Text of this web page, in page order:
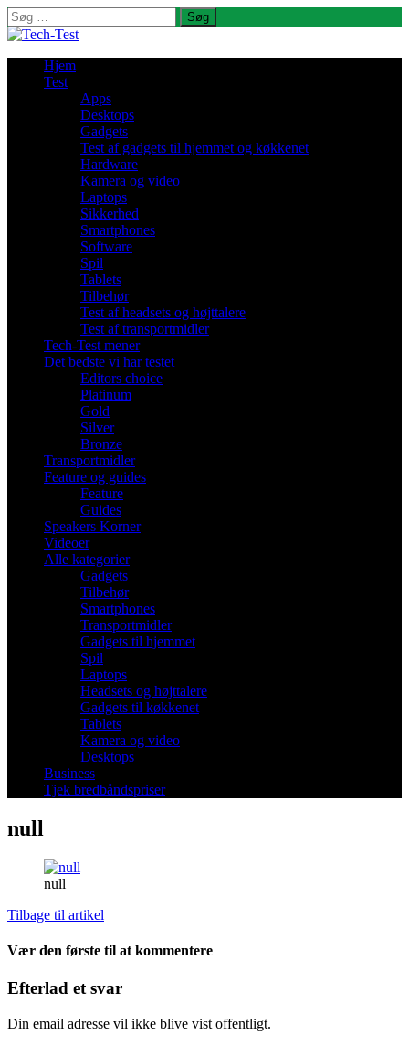
Søg
efter:
Hjem
Test
Apps
Desktops
Gadgets
Test af gadgets til hjemmet og køkkenet
Hardware
Kamera og video
Laptops
Sikkerhed
Smartphones
Software
Spil
Tablets
Tilbehør
Test af headsets og højttalere
Test af transportmidler
Tech-Test mener
Det bedste vi har testet
Editors choice
Platinum
Gold
Silver
Bronze
Transportmidler
Feature og guides
Feature
Guides
Speakers Korner
Videoer
Alle kategorier
Gadgets
Tilbehør
Smartphones
Transportmidler
Gadgets til hjemmet
Spil
Laptops
Headsets og højttalere
Gadgets til køkkenet
Tablets
Kamera og video
Desktops
Business
Tjek bredbåndspriser
null
null
Tilbage til artikel
Vær den første til at kommentere
Efterlad et svar
Din email adresse vil ikke blive vist offentligt.